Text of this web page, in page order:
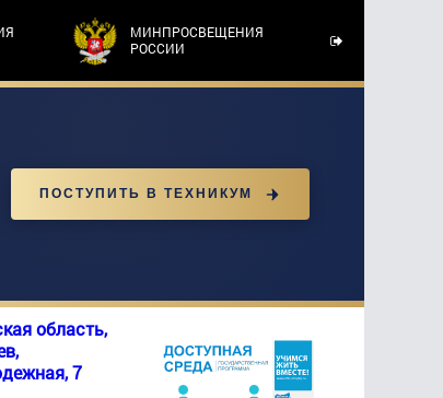
МИНПРОСВЕЩЕНИЯ
РОССИИ
ПОСТУПИТЬ В ТЕХНИКУМ
область,
7